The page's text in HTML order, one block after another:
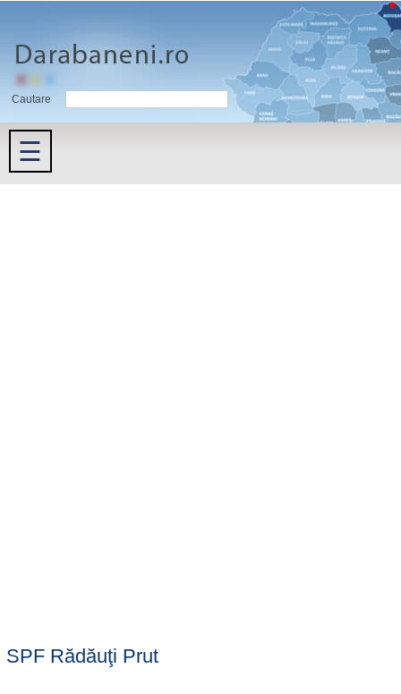
Cautare
☰
SPF Rădăuţi Prut